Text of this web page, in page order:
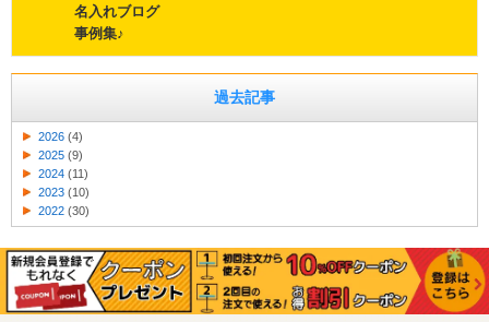
名入れブログ
事例集♪
過去記事
2026 (4)
2025 (9)
2024 (11)
2023 (10)
2022 (30)